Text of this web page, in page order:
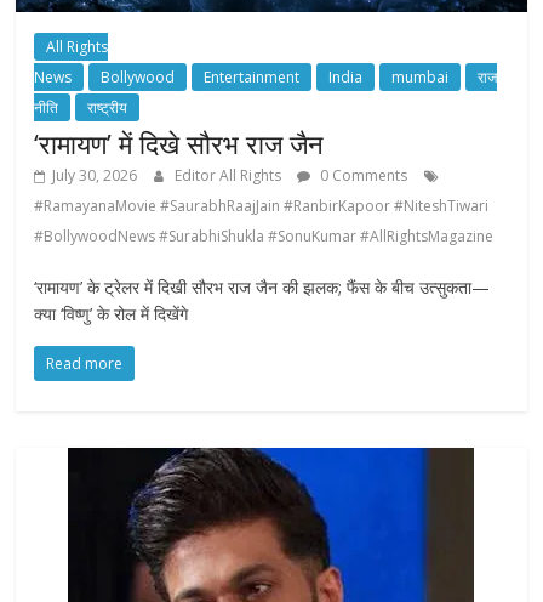
All Rights
News
Bollywood Entertainment India mumbai
राज
नीति
राष्ट्रीय
‘रामायण’ में दिखे सौरभ राज जैन
July 30, 2026 Editor All Rights
0 Comments
#RamayanaMovie #SaurabhRaajJain #RanbirKapoor #NiteshTiwari
#BollywoodNews #SurabhiShukla #SonuKumar #AllRightsMagazine
‘रामायण’ के ट्रेलर में दिखी सौरभ राज जैन की झलक; फैंस के बीच उत्सुकता—
क्या ‘विष्णु’ के रोल में दिखेंगे
Read more